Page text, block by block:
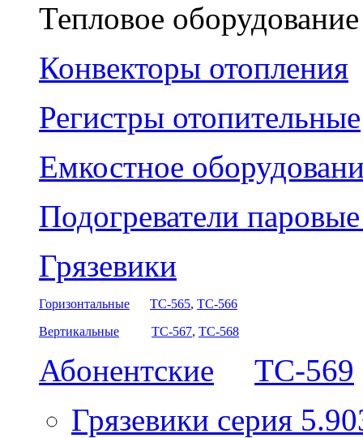
Тепловое оборудование
Конвекторы отопления
Регистры отопительные
Емкостное
Подогреватели
Грязевики
Горизонтальные ТС-565, ТС-566
Вертикальные
ТС-567, ТС-568
Абонентские
ТС-569
Грязевики серия